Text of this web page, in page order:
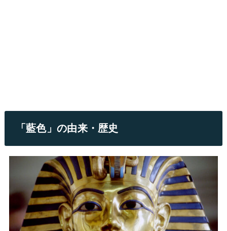
「藍色」の由来・歴史